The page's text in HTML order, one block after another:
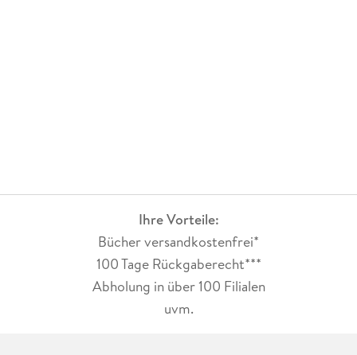
Ihre Vorteile:
Bücher versandkostenfrei*
100 Tage Rückgaberecht***
Abholung in über 100 Filialen
uvm.